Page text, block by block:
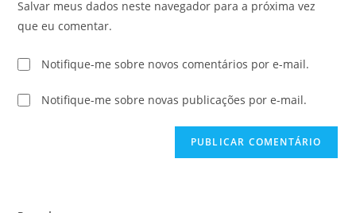
Salvar meus dados neste navegador para a próxima vez
que eu comentar.
Notifique-me sobre novos comentários por e-mail.
Notifique-me sobre novas publicações por e-mail.